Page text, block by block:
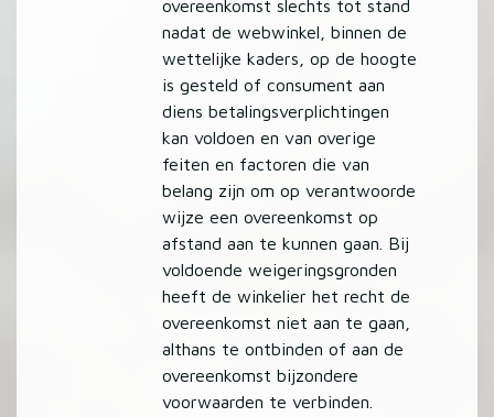
overeenkomst slechts tot stand
nadat de webwinkel, binnen de
wettelijke kaders, op de hoogte
is gesteld of consument aan
diens betalingsverplichtingen
kan voldoen en van overige
feiten en factoren die van
belang zijn om op verantwoorde
wijze een overeenkomst op
afstand aan te kunnen gaan. Bij
voldoende weigeringsgronden
heeft de winkelier het recht de
overeenkomst niet aan te gaan,
althans te ontbinden of aan de
overeenkomst bijzondere
voorwaarden te verbinden.